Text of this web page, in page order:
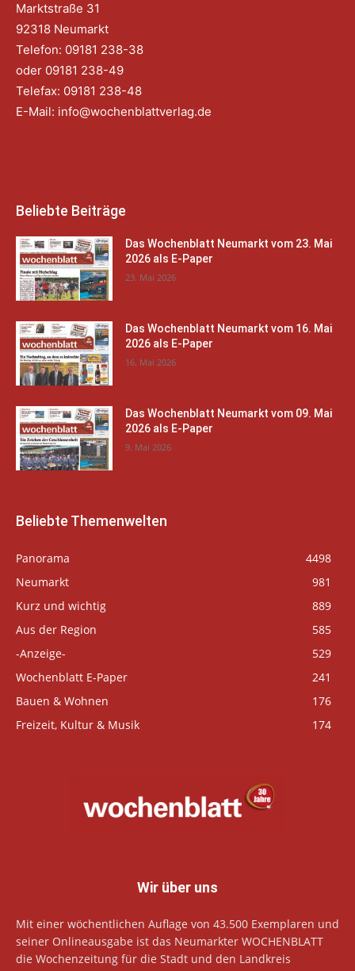
Marktstraße 31
92318 Neumarkt
Telefon: 09181 238-38
oder 09181 238-49
Telefax: 09181 238-48
E-Mail: info@wochenblattverlag.de
Beliebte Beiträge
Das Wochenblatt Neumarkt vom 23. Mai
2026 als E-Paper
23. Mai 2026
Das Wochenblatt Neumarkt vom 16. Mai
2026 als E-Paper
16. Mai 2026
Das Wochenblatt Neumarkt vom 09. Mai
2026 als E-Paper
9. Mai 2026
Beliebte Themenwelten
Panorama
4498
Neumarkt
981
Kurz und wichtig
889
Aus der Region
585
-Anzeige-
529
Wochenblatt E-Paper
241
Bauen & Wohnen
176
Freizeit, Kultur & Musik
174
Wir über uns
Mit einer wöchentlichen Auflage von 43.500 Exemplaren und
seiner Onlineausgabe ist das Neumarkter WOCHENBLATT
die Wochenzeitung für die Stadt und den Landkreis